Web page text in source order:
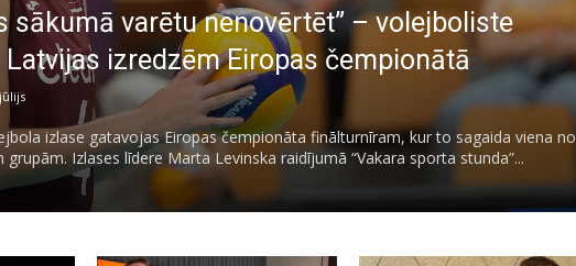
sākumā varētu nenovērtēt” – volejboliste
Latvijas izredzēm Eiropas čempionātā
izlase gatavojas Eiropas čempionāta finālturnīram, kur to sagaida viena no
Izlases līdere Marta Levinska raidījumā “Vakara sporta stunda”...